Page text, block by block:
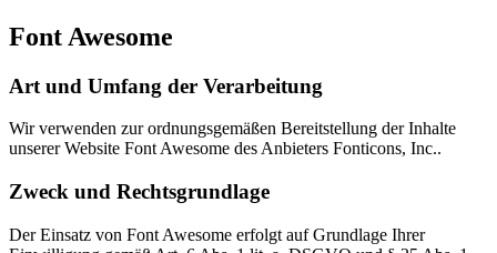
Font Awesome
Art und Umfang der Verarbeitung
Wir verwenden zur ordnungsgemäßen Bereitstellung der Inhalte
unserer Website Font Awesome des Anbieters Fonticons, Inc..
Zweck und Rechtsgrundlage
Der Einsatz von Font Awesome erfolgt auf Grundlage Ihrer